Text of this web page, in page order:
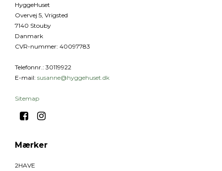
HyggeHuset
Overvej 5, Vrigsted
7140 Stouby
Danmark
CVR-nummer: 40097783
Telefonnr. : 30119922
E-mail: susanne@hyggehuset.dk
Sitemap
Mærker
2HAVE